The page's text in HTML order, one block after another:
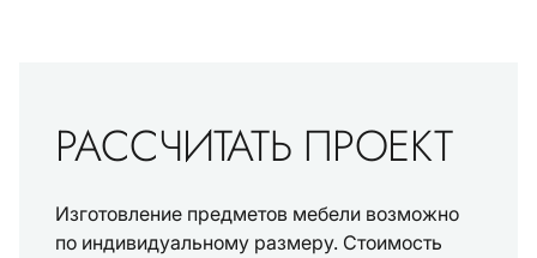
РАССЧИТАТЬ ПРОЕКТ
Изготовление предметов мебели возможно
по индивидуальному размеру. Стоимость